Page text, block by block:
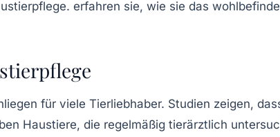
für viele Tierliebhaber. Studien zeigen,
Haustiere, die regelmäßig tierärztlich